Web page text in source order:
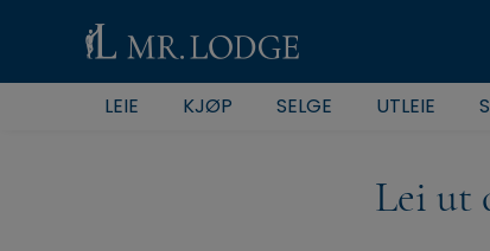
LEIE KJØP SELGE UTLEIE
Lei ut